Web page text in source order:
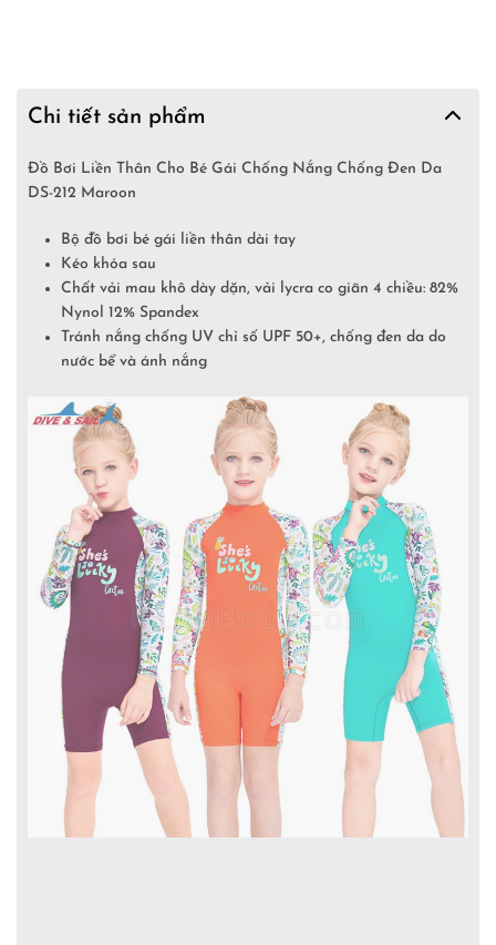
Chi tiết sản phẩm
Đồ Bơi Liền Thân Cho Bé Gái Chống Nắng Chống Đen Da
DS-212 Maroon
Bộ đồ bơi bé gái liền thân dài tay
Kéo khóa sau
Chất vải mau khô dày dặn, vải lycra co giãn 4 chiều: 82%
Nynol 12% Spandex
Tránh nắng chống UV chỉ số UPF 50+, chống đen da do
nước bể và ánh nắng